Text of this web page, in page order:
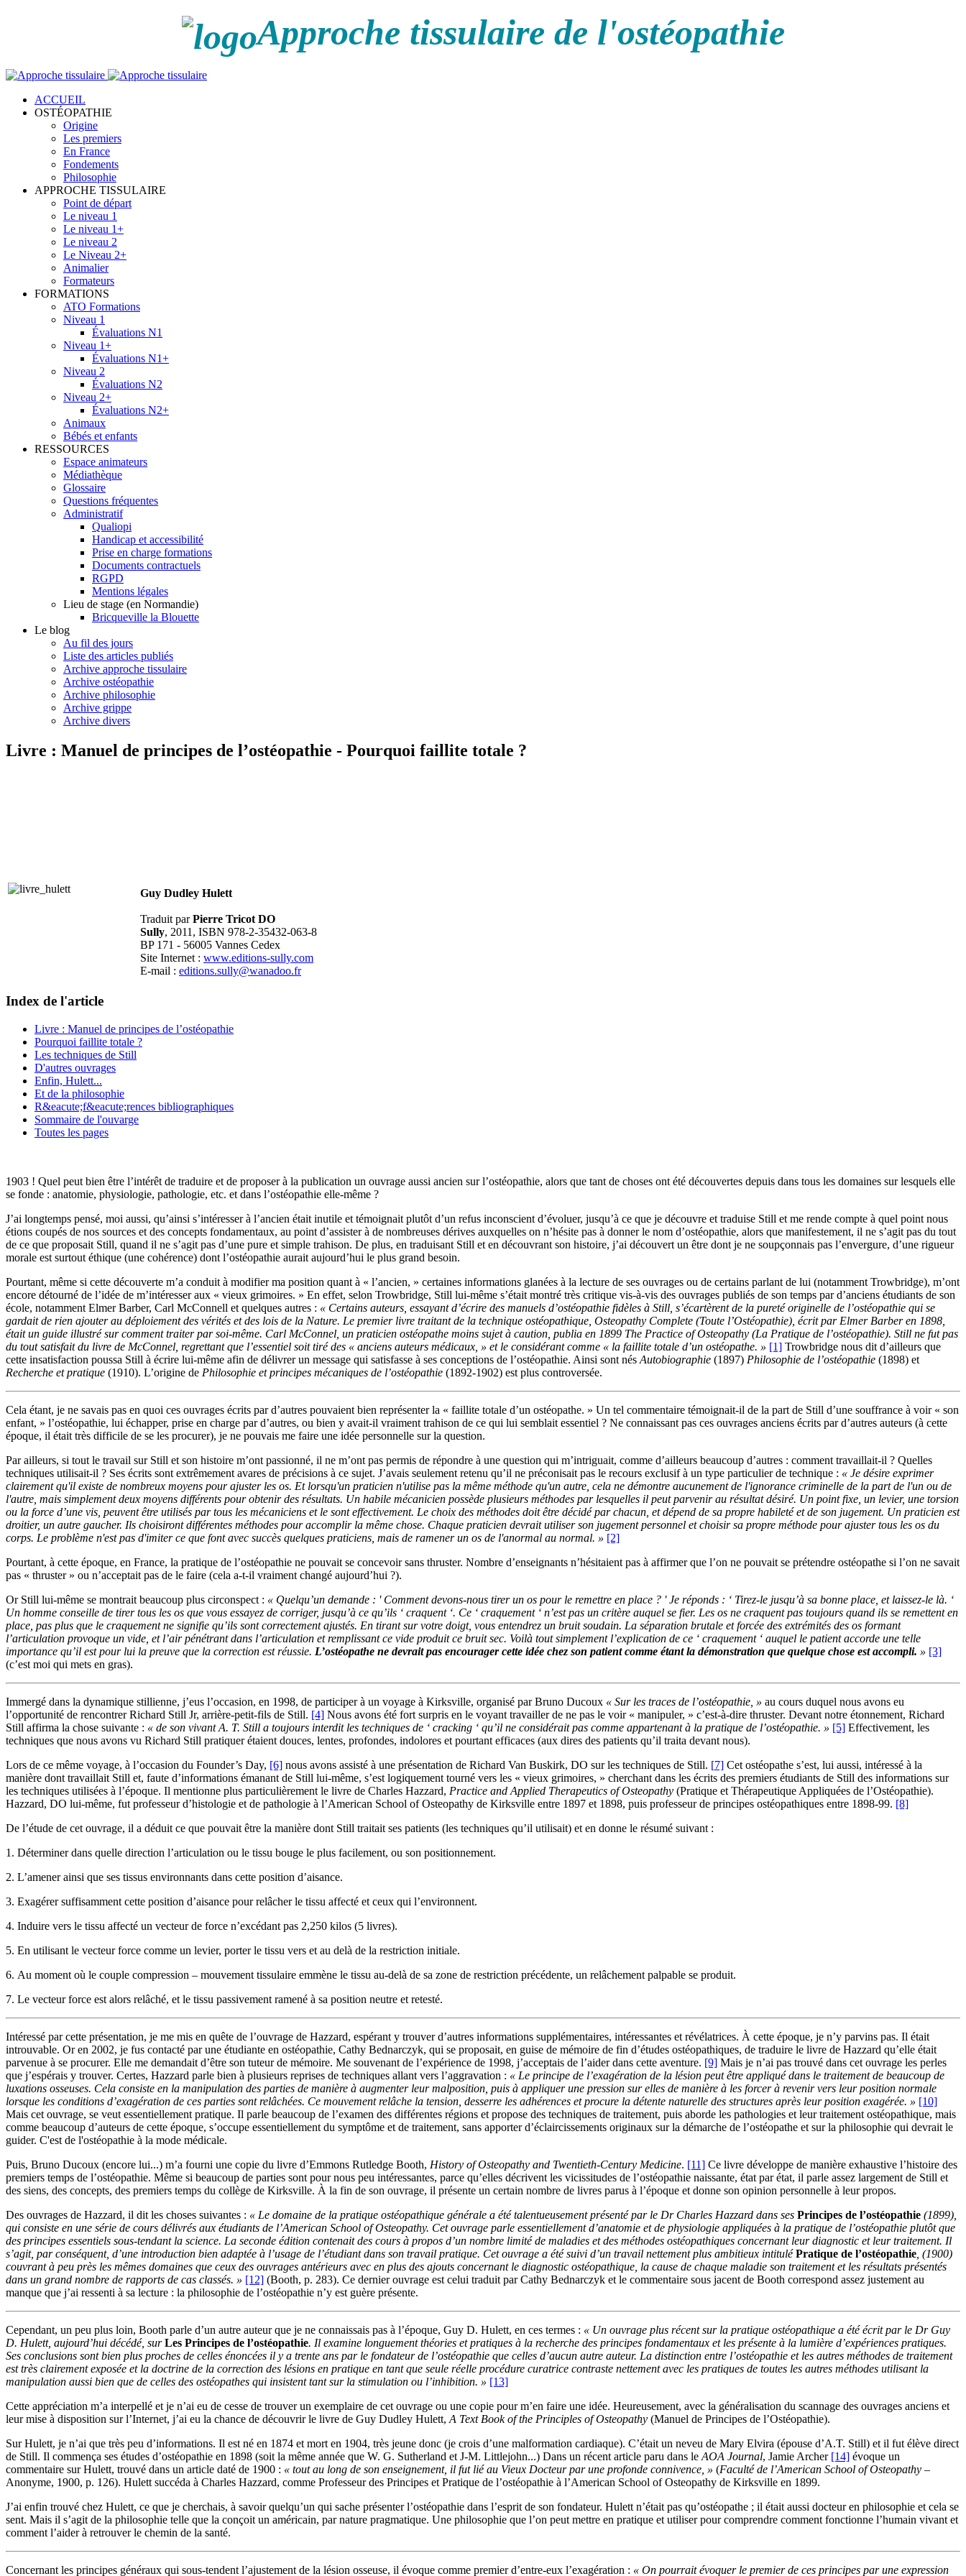
Approche tissulaire de l'ostéopathie
ACCUEIL
OSTÉOPATHIE
Origine
Les premiers
En France
Fondements
Philosophie
APPROCHE TISSULAIRE
Point de départ
Le niveau 1
Le niveau 1+
Le niveau 2
Le Niveau 2+
Animalier
Formateurs
FORMATIONS
ATO Formations
Niveau 1
Évaluations N1
Niveau 1+
Évaluations N1+
Niveau 2
Évaluations N2
Niveau 2+
Évaluations N2+
Animaux
Bébés et enfants
RESSOURCES
Espace animateurs
Médiathèque
Glossaire
Questions fréquentes
Administratif
Qualiopi
Handicap et accessibilité
Prise en charge formations
Documents contractuels
RGPD
Mentions légales
Lieu de stage (en Normandie)
Bricqueville la Blouette
Le blog
Au fil des jours
Liste des articles publiés
Archive approche tissulaire
Archive ostéopathie
Archive philosophie
Archive grippe
Archive divers
Livre : Manuel de principes de l’ostéopathie - Pourquoi faillite totale ?
Guy Dudley Hulett
Traduit parPierre Tricot DO
Sully, 2011, ISBN 978-2-35432-063-8
BP 171 - 56005 Vannes Cedex
Site Internet : www.editions-sully.com
E-mail : editions.sully@wanadoo.fr
Index de l'article
Livre : Manuel de principes de l’ostéopathie
Pourquoi faillite totale ?
Les techniques de Still
D'autres ouvrages
Enfin, Hulett...
Et de la philosophie
R&eacute;f&eacute;rences bibliographiques
Sommaire de l'ouvarge
Toutes les pages
1903 ! Quel peut bien être l’intérêt de traduire et de proposer à la publication un ouvrage aussi ancien sur l’ostéopathie, alors que tant de choses ont été découvertes depuis dans tous les domaines sur lesquels elle
se fonde : anatomie, physiologie, pathologie, etc. et dans l’ostéopathie elle-même ?
J’ai longtemps pensé, moi aussi, qu’ainsi s’intéresser à l’ancien était inutile et témoignait plutôt d’un refus inconscient d’évoluer, jusqu’à ce que je découvre et traduise Still et me rende compte à quel point nous
étions coupés de nos sources et des concepts fondamentaux, au point d’assister à de nombreuses dérives auxquelles on n’hésite pas à donner le nom d’ostéopathie, alors que manifestement, il ne s’agit pas du tout
de ce que proposait Still, quand il ne s’agit pas d’une pure et simple trahison. De plus, en traduisant Still et en découvrant son histoire, j’ai découvert un être dont je ne soupçonnais pas l’envergure, d’une rigueur
morale est surtout éthique (une cohérence) dont l’ostéopathie aurait aujourd’hui le plus grand besoin.
Pourtant, même si cette découverte m’a conduit à modifier ma position quant à « l’ancien, » certaines informations glanées à la lecture de ses ouvrages ou de certains parlant de lui (notamment Trowbridge), m’ont
encore détourné de l’idée de m’intéresser aux « vieux grimoires. » En effet, selon Trowbridge, Still lui-même s’était montré très critique vis-à-vis des ouvrages publiés de son temps par d’anciens étudiants de son
école, notamment Elmer Barber, Carl McConnell et quelques autres : « Certains auteurs, essayant d’écrire des manuels d’ostéopathie fidèles à Still, s’écartèrent de la pureté originelle de l’ostéopathie qui se
gardait de rien ajouter au déploiement des vérités et des lois de la Nature. Le premier livre traitant de la technique ostéopathique, Osteopathy Complete (Toute l’Ostéopathie), écrit par Elmer Barber en 1898,
était un guide illustré sur comment traiter par soi-même. Carl McConnel, un praticien ostéopathe moins sujet à caution, publia en 1899 The Practice of Osteopathy (La Pratique de l’ostéopathie). Still ne fut pas
du tout satisfait du livre de McConnel, regrettant que l’essentiel soit tiré des « anciens auteurs médicaux, » et le considérant comme « la faillite totale d’un ostéopathe. » [1] Trowbridge nous dit d’ailleurs que
cette insatisfaction poussa Still à écrire lui-même afin de délivrer un message qui satisfasse à ses conceptions de l’ostéopathie. Ainsi sont nés Autobiographie (1897) Philosophie de l’ostéopathie (1898) et
Recherche et pratique (1910). L’origine de Philosophie et principes mécaniques de l’ostéopathie (1892-1902) est plus controversée.
Cela étant, je ne savais pas en quoi ces ouvrages écrits par d’autres pouvaient bien représenter la « faillite totale d’un ostéopathe. » Un tel commentaire témoignait-il de la part de Still d’une souffrance à voir « son
enfant, » l’ostéopathie, lui échapper, prise en charge par d’autres, ou bien y avait-il vraiment trahison de ce qui lui semblait essentiel ? Ne connaissant pas ces ouvrages anciens écrits par d’autres auteurs (à cette
époque, il était très difficile de se les procurer), je ne pouvais me faire une idée personnelle sur la question.
Par ailleurs, si tout le travail sur Still et son histoire m’ont passionné, il ne m’ont pas permis de répondre à une question qui m’intriguait, comme d’ailleurs beaucoup d’autres : comment travaillait-il ? Quelles
techniques utilisait-il ? Ses écrits sont extrêmement avares de précisions à ce sujet. J’avais seulement retenu qu’il ne préconisait pas le recours exclusif à un type particulier de technique : « Je désire exprimer
clairement qu'il existe de nombreux moyens pour ajuster les os. Et lorsqu'un praticien n'utilise pas la même méthode qu'un autre, cela ne démontre aucunement de l'ignorance criminelle de la part de l'un ou de
l'autre, mais simplement deux moyens différents pour obtenir des résultats. Un habile mécanicien possède plusieurs méthodes par lesquelles il peut parvenir au résultat désiré. Un point fixe, un levier, une torsion
ou la force d’une vis, peuvent être utilisés par tous les mécaniciens et le sont effectivement. Le choix des méthodes doit être décidé par chacun, et dépend de sa propre habileté et de son jugement. Un praticien est
droitier, un autre gaucher. Ils choisiront différentes méthodes pour accomplir la même chose. Chaque praticien devrait utiliser son jugement personnel et choisir sa propre méthode pour ajuster tous les os du
corps. Le problème n'est pas d'imiter ce que font avec succès quelques praticiens, mais de ramener un os de l'anormal au normal. » [2]
Pourtant, à cette époque, en France, la pratique de l’ostéopathie ne pouvait se concevoir sans thruster. Nombre d’enseignants n’hésitaient pas à affirmer que l’on ne pouvait se prétendre ostéopathe si l’on ne savait
pas « thruster » ou n’acceptait pas de le faire (cela a-t-il vraiment changé aujourd’hui ?).
Or Still lui-même se montrait beaucoup plus circonspect : « Quelqu’un demande : ' Comment devons-nous tirer un os pour le remettre en place ? ' Je réponds : ‘ Tirez-le jusqu’à sa bonne place, et laissez-le là. ‘
Un homme conseille de tirer tous les os que vous essayez de corriger, jusqu’à ce qu’ils ‘ craquent ‘. Ce ‘ craquement ‘ n’est pas un critère auquel se fier. Les os ne craquent pas toujours quand ils se remettent en
place, pas plus que le craquement ne signifie qu’ils sont correctement ajustés. En tirant sur votre doigt, vous entendrez un bruit soudain. La séparation brutale et forcée des extrémités des os formant
l’articulation provoque un vide, et l’air pénétrant dans l’articulation et remplissant ce vide produit ce bruit sec. Voilà tout simplement l’explication de ce ‘ craquement ‘ auquel le patient accorde une telle
importance qu’il est pour lui la preuve que la correction est réussie. L’ostéopathe ne devrait pas encourager cette idée chez son patient comme étant la démonstration que quelque chose est accompli. » [3]
(c’est moi qui mets en gras).
Immergé dans la dynamique stillienne, j’eus l’occasion, en 1998, de participer à un voyage à Kirksville, organisé par Bruno Ducoux « Sur les traces de l’ostéopathie, » au cours duquel nous avons eu
l’opportunité de rencontrer Richard Still Jr, arrière-petit-fils de Still. [4] Nous avons été fort surpris en le voyant travailler de ne pas le voir « manipuler, » c’est-à-dire thruster. Devant notre étonnement, Richard
Still affirma la chose suivante : « de son vivant A. T. Still a toujours interdit les techniques de ‘ cracking ‘ qu’il ne considérait pas comme appartenant à la pratique de l’ostéopathie. » [5] Effectivement, les
techniques que nous avons vu Richard Still pratiquer étaient douces, lentes, profondes, indolores et pourtant efficaces (aux dires des patients qu’il traita devant nous).
Lors de ce même voyage, à l’occasion du Founder’s Day, [6] nous avons assisté à une présentation de Richard Van Buskirk, DO sur les techniques de Still. [7] Cet ostéopathe s’est, lui aussi, intéressé à la
manière dont travaillait Still et, faute d’informations émanant de Still lui-même, s’est logiquement tourné vers les « vieux grimoires, » cherchant dans les écrits des premiers étudiants de Still des informations sur
les techniques utilisées à l’époque. Il mentionne plus particulièrement le livre de Charles Hazzard, Practice and Applied Therapeutics of Osteopathy (Pratique et Thérapeutique Appliquées de l’Ostéopathie).
Hazzard, DO lui-même, fut professeur d’histologie et de pathologie à l’American School of Osteopathy de Kirksville entre 1897 et 1898, puis professeur de principes ostéopathiques entre 1898-99. [8]
De l’étude de cet ouvrage, il a déduit ce que pouvait être la manière dont Still traitait ses patients (les techniques qu’il utilisait) et en donne le résumé suivant :
1. Déterminer dans quelle direction l’articulation ou le tissu bouge le plus facilement, ou son positionnement.
2. L’amener ainsi que ses tissus environnants dans cette position d’aisance.
3. Exagérer suffisamment cette position d’aisance pour relâcher le tissu affecté et ceux qui l’environnent.
4. Induire vers le tissu affecté un vecteur de force n’excédant pas 2,250 kilos (5 livres).
5. En utilisant le vecteur force comme un levier, porter le tissu vers et au delà de la restriction initiale.
6. Au moment où le couple compression – mouvement tissulaire emmène le tissu au-delà de sa zone de restriction précédente, un relâchement palpable se produit.
7. Le vecteur force est alors relâché, et le tissu passivement ramené à sa position neutre et retesté.
Intéressé par cette présentation, je me mis en quête de l’ouvrage de Hazzard, espérant y trouver d’autres informations supplémentaires, intéressantes et révélatrices. À cette époque, je n’y parvins pas. Il était
introuvable. Or en 2002, je fus contacté par une étudiante en ostéopathie, Cathy Bednarczyk, qui se proposait, en guise de mémoire de fin d’études ostéopathiques, de traduire le livre de Hazzard qu’elle était
parvenue à se procurer. Elle me demandait d’être son tuteur de mémoire. Me souvenant de l’expérience de 1998, j’acceptais de l’aider dans cette aventure. [9] Mais je n’ai pas trouvé dans cet ouvrage les perles
que j’espérais y trouver. Certes, Hazzard parle bien à plusieurs reprises de techniques allant vers l’aggravation : « Le principe de l’exagération de la lésion peut être appliqué dans le traitement de beaucoup de
luxations osseuses. Cela consiste en la manipulation des parties de manière à augmenter leur malposition, puis à appliquer une pression sur elles de manière à les forcer à revenir vers leur position normale
lorsque les conditions d’exagération de ces parties sont relâchées. Ce mouvement relâche la tension, desserre les adhérences et procure la détente naturelle des structures après leur position exagérée. » [10]
Mais cet ouvrage, se veut essentiellement pratique. Il parle beaucoup de l’examen des différentes régions et propose des techniques de traitement, puis aborde les pathologies et leur traitement ostéopathique, mais
comme beaucoup d’auteurs de cette époque, s’occupe essentiellement du symptôme et de traitement, sans apporter d’éclaircissements originaux sur la démarche de l’ostéopathe et sur la philosophie qui devrait le
guider. C'est de l'ostéopathie à la mode médicale.
Puis, Bruno Ducoux (encore lui...) m’a fourni une copie du livre d’Emmons Rutledge Booth, History of Osteopathy and Twentieth-Century Medicine. [11] Ce livre développe de manière exhaustive l’histoire des
premiers temps de l’ostéopathie. Même si beaucoup de parties sont pour nous peu intéressantes, parce qu’elles décrivent les vicissitudes de l’ostéopathie naissante, état par état, il parle assez largement de Still et
des siens, des concepts, des premiers temps du collège de Kirksville. À la fin de son ouvrage, il présente un certain nombre de livres parus à l’époque et donne son opinion personnelle à leur propos.
Des ouvrages de Hazzard, il dit les choses suivantes : « Le domaine de la pratique ostéopathique générale a été talentueusement présenté par le Dr Charles Hazzard dans ses Principes de l’ostéopathie (1899),
qui consiste en une série de cours délivrés aux étudiants de l’American School of Osteopathy. Cet ouvrage parle essentiellement d’anatomie et de physiologie appliquées à la pratique de l’ostéopathie plutôt que
des principes essentiels sous-tendant la science. La seconde édition contenait des cours à propos d’un nombre limité de maladies et des méthodes ostéopathiques concernant leur diagnostic et leur traitement. Il
s’agit, par conséquent, d’une introduction bien adaptée à l’usage de l’étudiant dans son travail pratique. Cet ouvrage a été suivi d’un travail nettement plus ambitieux intituléPratique de l’ostéopathie , (1900)
couvrant à peu près les mêmes domaines que ceux des ouvrages antérieurs avec en plus des ajouts concernant le diagnostic ostéopathique, la cause de chaque maladie son traitement et les résultats présentés
dans un grand nombre de rapports de cas classés. » [12] (Booth, p. 283). Ce dernier ouvrage est celui traduit par Cathy Bednarczyk et le commentaire sous jacent de Booth correspond assez justement au
manque que j’ai ressenti à sa lecture : la philosophie de l’ostéopathie n’y est guère présente.
Cependant, un peu plus loin, Booth parle d’un autre auteur que je ne connaissais pas à l’époque, Guy D. Hulett, en ces termes : « Un ouvrage plus récent sur la pratique ostéopathique a été écrit par le Dr Guy
D. Hulett, aujourd’hui décédé, surLes Principes de l’ostéopathie. Il examine longuement théories et pratiques à la recherche des principes fondamentaux et les présente à la lumière d’expériences pratiques.
Ses conclusions sont bien plus proches de celles énoncées il y a trente ans par le fondateur de l’ostéopathie que celles d’aucun autre auteur. La distinction entre l’ostéopathie et les autres méthodes de traitement
est très clairement exposée et la doctrine de la correction des lésions en pratique en tant que seule réelle procédure curatrice contraste nettement avec les pratiques de toutes les autres méthodes utilisant la
manipulation aussi bien que de celles des ostéopathes qui insistent tant sur la stimulation ou l’inhibition. » [13]
Cette appréciation m’a interpellé et je n’ai eu de cesse de trouver un exemplaire de cet ouvrage ou une copie pour m’en faire une idée. Heureusement, avec la généralisation du scannage des ouvrages anciens et
leur mise à disposition sur l’Internet, j’ai eu la chance de découvrir le livre de Guy Dudley Hulett, A Text Book of the Principles of Osteopathy (Manuel de Principes de l’Ostéopathie).
Sur Hulett, je n’ai que très peu d’informations. Il est né en 1874 et mort en 1904, très jeune donc (je crois d’une malformation cardiaque). C’était un neveu de Mary Elvira (épouse d’A.T. Still) et il fut élève direct
de Still. Il commença ses études d’ostéopathie en 1898 (soit la même année que W. G. Sutherland et J-M. Littlejohn...) Dans un récent article paru dans le AOA Journal, Jamie Archer [14] évoque un
commentaire sur Hulett, trouvé dans un article daté de 1900 : « tout au long de son enseignement, il fut lié au Vieux Docteur par une profonde connivence, » (Faculté de l’American School of Osteopathy –
Anonyme, 1900, p. 126). Hulett succéda à Charles Hazzard, comme Professeur des Principes et Pratique de l’ostéopathie à l’American School of Osteopathy de Kirksville en 1899.
J’ai enfin trouvé chez Hulett, ce que je cherchais, à savoir quelqu’un qui sache présenter l’ostéopathie dans l’esprit de son fondateur. Hulett n’était pas qu’ostéopathe ; il était aussi docteur en philosophie et cela se
sent. Mais il s’agit de la philosophie telle que la conçoit un américain, par nature pragmatique. Une philosophie que l’on peut mettre en pratique et utiliser pour comprendre comment fonctionne l’humain vivant et
comment l’aider à retrouver le chemin de la santé.
Concernant les principes généraux qui sous-tendent l’ajustement de la lésion osseuse, il évoque comme premier d’entre-eux l’exagération : « On pourrait évoquer le premier de ces principes par une expression